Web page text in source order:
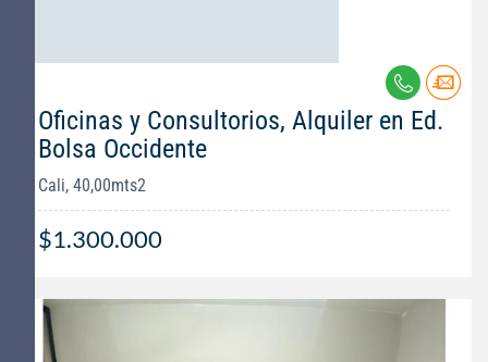
Oficinas y Consultorios, Alquiler en Ed.
Bolsa Occidente
Cali, 40,00mts2
$1.300.000